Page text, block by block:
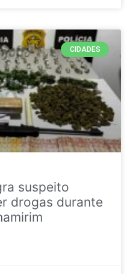
CIDADES
suspeito
drogas durante